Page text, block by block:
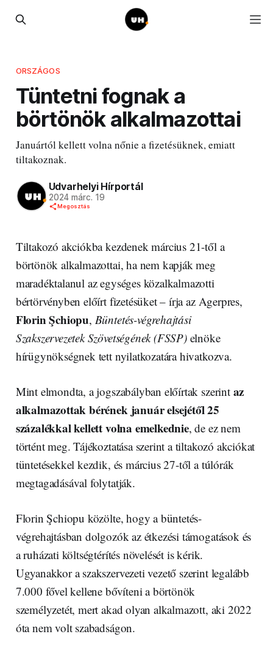
ORSZÁGOS
Tüntetni fognak a
börtönök alkalmazottai
Januártól kellett volna nőnie a fizetésüknek, emiatt
tiltakoznak.
Udvarhelyi Hírportál
2024 márc. 19
Megosztás
Tiltakozó akciókba kezdenek március 21-től a
börtönök alkalmazottai, ha nem kapják meg
maradéktalanul az egységes közalkalmazotti
bértörvényben előírt fizetésüket – írja az Agerpres,
Florin Şchiopu, Büntetés-végrehajtási
Szakszervezetek Szövetségének (FSSP)elnöke
hírügynökségnek tett nyilatkozatára hivatkozva.
Mint elmondta, a jogszabályban előírtak szerint az
alkalmazottak bérének január elsejétől 25
százalékkal kellett volna emelkednie, de ez nem
történt meg. Tájékoztatása szerint a tiltakozó akciókat
tüntetésekkel kezdik, és március 27-től a túlórák
megtagadásával folytatják.
Florin Şchiopu közölte, hogy a büntetés-
végrehajtásban dolgozók az étkezési támogatások és
a ruházati költségtérítés növelését is kérik.
Ugyanakkor a szakszervezeti vezető szerint legalább
7.000 fővel kellene bővíteni a börtönök
személyzetét, mert akad olyan alkalmazott, aki 2022
óta nem volt szabadságon.